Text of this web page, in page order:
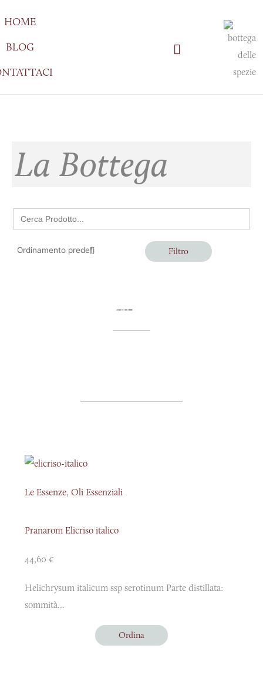
al
contenuto
HOME
BLOG
La Bottega
Search
for:
Filtro
Le Essenze, Oli Essenziali
Pranarom Elicriso italico
44,60 €
Helichrysum italicum ssp serotinum Parte distillata:
sommità...
Ordina